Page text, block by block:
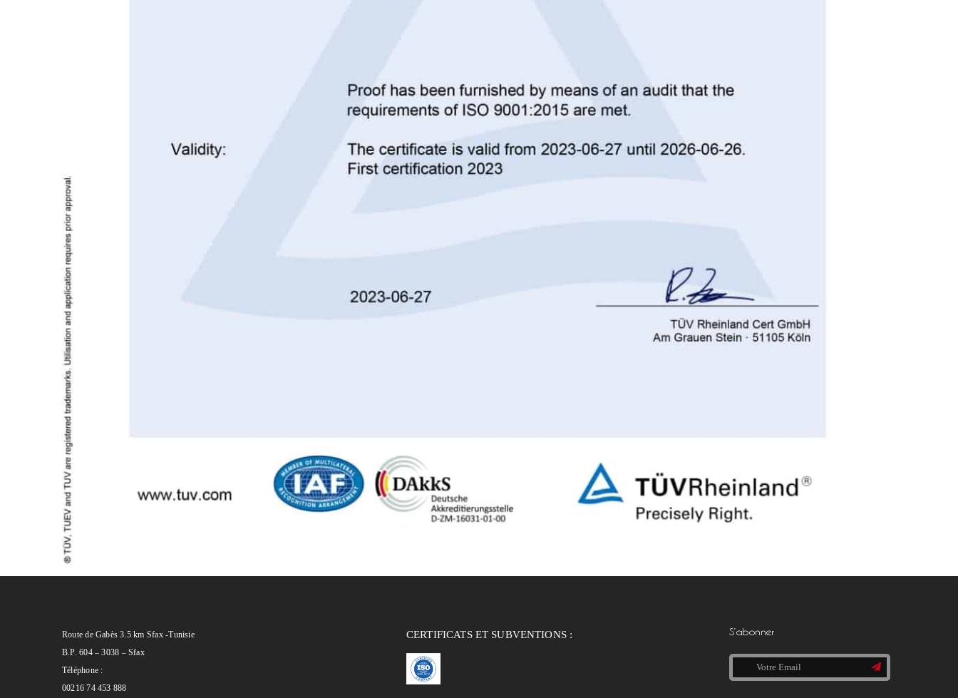
Route de Gabès 3.5 km Sfax -Tunisie
B.P. 604 – 3038 – Sfax
Téléphone :
00216 74 453 888
CERTIFICATS ET SUBVENTIONS : S’abonner